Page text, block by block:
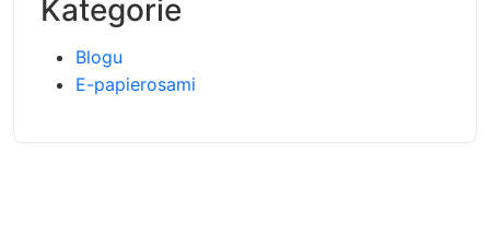
Kategorie
Blogu
E-papierosami